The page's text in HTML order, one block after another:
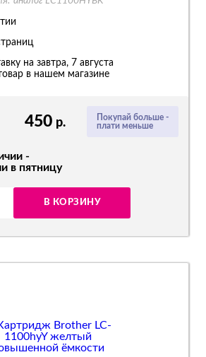
Покупай больше -
плати меньше
450 р.
-
в пятницу
В КОРЗИНУ
на завтра, 7 августа
в нашем магазине